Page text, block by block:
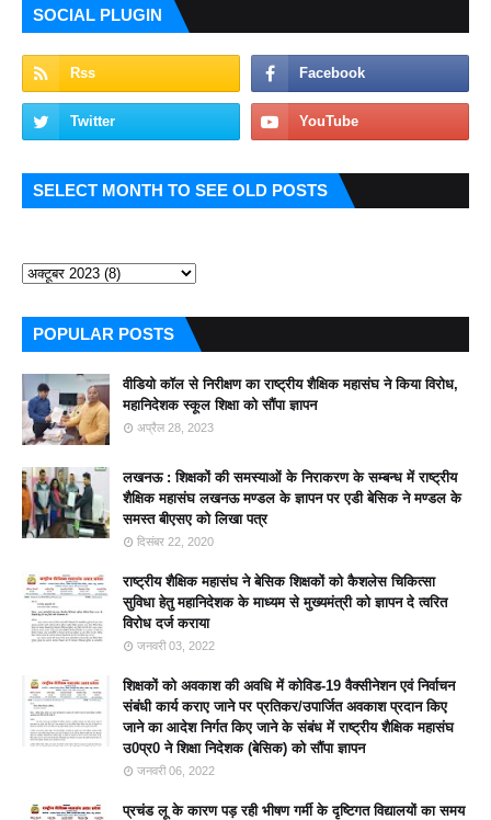
SOCIAL PLUGIN
SELECT MONTH TO SEE OLD POSTS
POPULAR POSTS
वीडियो कॉल से निरीक्षण का राष्ट्रीय शैक्षिक महासंघ ने किया विरोध,
महानिदेशक स्कूल शिक्षा को सौंपा ज्ञापन
अप्रैल 28, 2023
लखनऊ : शिक्षकों की समस्याओं के निराकरण के सम्बन्ध में राष्ट्रीय
शैक्षिक महासंघ लखनऊ मण्डल के ज्ञापन पर एडी बेसिक ने मण्डल के
समस्त बीएसए को लिखा पत्र
दिसंबर 22, 2020
राष्ट्रीय शैक्षिक महासंघ ने बेसिक शिक्षकों को कैशलेस चिकित्सा
सुविधा हेतु महानिदेशक के माध्यम से मुख्यमंत्री को ज्ञापन दे त्वरित
विरोध दर्ज कराया
जनवरी 03, 2022
शिक्षकों को अवकाश की अवधि में कोविड-19 वैक्सीनेशन एवं निर्वाचन
संबंधी कार्य कराए जाने पर प्रतिकर/उपार्जित अवकाश प्रदान किए
जाने का आदेश निर्गत किए जाने के संबंध में राष्ट्रीय शैक्षिक महासंघ
उ0प्र0 ने शिक्षा निदेशक (बेसिक) को सौंपा ज्ञापन
जनवरी 06, 2022
प्रचंड लू के कारण पड़ रही भीषण गर्मी के दृष्टिगत विद्यालयों का समय